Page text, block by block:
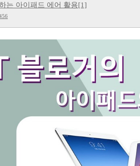
는 아이패드 에어 활용[1]